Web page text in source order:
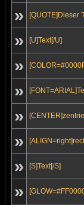
» [QUOTE]Dieser
» [U]Text[/U]
»
»
»
»
» [S]Text[/S]
»